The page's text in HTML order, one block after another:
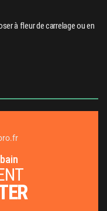
à fleur de carrelage ou en